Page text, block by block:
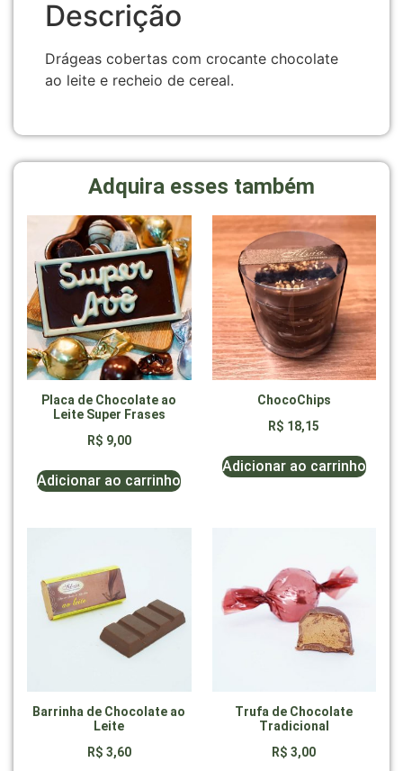
Descrição
Drágeas cobertas com crocante chocolate
ao leite e recheio de cereal.
Adquira esses também
Placa de Chocolate ao
Leite Super Frases
R$ 9,00
Adicionar ao carrinho
ChocoChips
R$ 18,15
Adicionar ao carrinho
Barrinha de Chocolate ao
Leite
R$ 3,60
Trufa de Chocolate
Tradicional
R$ 3,00